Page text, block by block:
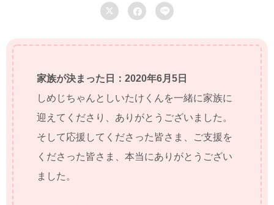
  
家族が決まった日：2020年6月5日
しめじちゃんとしいたけくんを一緒に家族に
迎えてくださり、ありがとうございました。
そして応援してくださった皆さま、ご支援を
くださった皆さま、本当にありがとうござい
ました。